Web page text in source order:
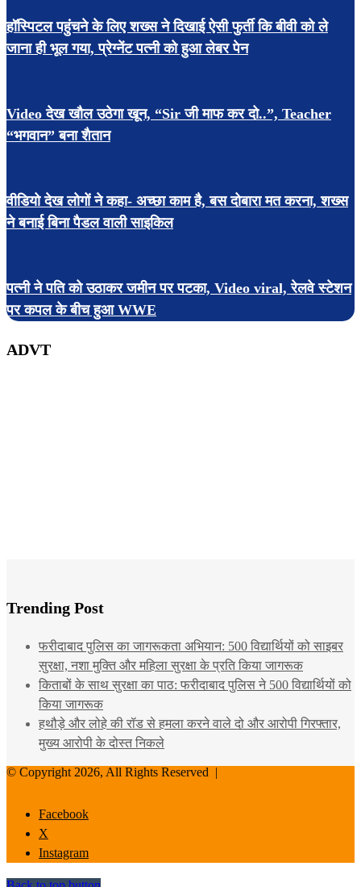
हॉस्पिटल पहुंचने के लिए शख्स ने दिखाई ऐसी फुर्ती कि बीवी को ले
जाना ही भूल गया, प्रेग्नेंट पत्नी को हुआ लेबर पेन
Video देख खौल उठेगा खून, “Sir जी माफ कर दो..”, Teacher
“भगवान” बना शैतान
वीडियो देख लोगों ने कहा- अच्छा काम है, बस दोबारा मत करना, शख्स
ने बनाई बिना पैडल वाली साइकिल
पत्नी ने पति को उठाकर जमीन पर पटका, Video viral, रेलवे स्टेशन
पर कपल के बीच हुआ WWE
ADVT
Trending Post
फरीदाबाद पुलिस का जागरूकता अभियान: 500 विद्यार्थियों को साइबर
सुरक्षा, नशा मुक्ति और महिला सुरक्षा के प्रति किया जागरूक
किताबों के साथ सुरक्षा का पाठ: फरीदाबाद पुलिस ने 500 विद्यार्थियों को
किया जागरूक
हथौड़े और लोहे की रॉड से हमला करने वाले दो और आरोपी गिरफ्तार,
मुख्य आरोपी के दोस्त निकले
© Copyright 2026, All Rights Reserved |
Facebook
X
Instagram